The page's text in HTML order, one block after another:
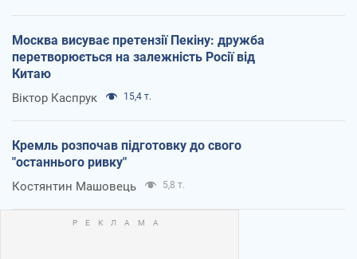
Москва висуває претензії Пекіну: дружба
перетворюється на залежність Росії від
Китаю
Віктор Каспрук 15,4 т.
Кремль розпочав підготовку до свого
"останнього ривку"
Костянтин Машовець 5,8 т.